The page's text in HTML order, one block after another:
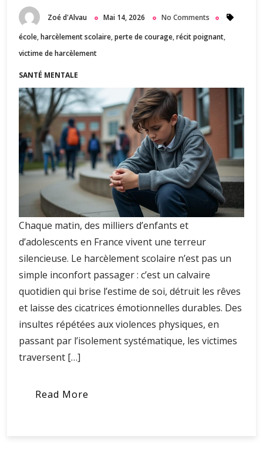
Zoé d'Alvau Mai 14, 2026
No Comments
école,harcèlement scolaire,perte de courage,récit poignant,
victime de harcèlement
SANTÉ MENTALE
Chaque matin, des milliers d’enfants et
d’adolescents en France vivent une terreur
silencieuse. Le harcèlement scolaire n’est pas un
simple inconfort passager : c’est un calvaire
quotidien qui brise l’estime de soi, détruit les rêves
et laisse des cicatrices émotionnelles durables. Des
insultes répétées aux violences physiques, en
passant par l’isolement systématique, les victimes
traversent […]
Read More